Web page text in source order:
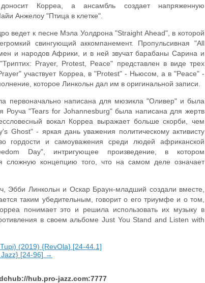
Корреа, а ансамбль создает напряженную
Анжелоу "Птица в клетке".
ведет к песне Мэла Уолдрона "Straight Ahead", в которой
свингующий аккомпанемент. Пропульсивная "All
и народов Африки, и в ней звучат барабаны Сарина и
Prayer, Protest, Peace" представлен в виде трех
участвует Корреа, в "Protest" - Ньюсом, а в "Peace" -
которое Линкольн дал им в оригинальной записи.
первоначально написана для мюзикла "Оливер" и была
Роуча "Tears for Johannesburg" была написана для жертв
вокал Корреа выражает больше скорби, чем
Ghost" - яркая дань уважения политическому активисту
гордости и самоуважения среди людей африканской
Day", интригующее произведение, в котором
сложную концепцию того, что на самом деле означает
Линкольн и Оскар Браун-младший создали вместе,
таким убедительным, говорит о его триумфе и о том,
понимает это и решила использовать их музыку в
в своем альбоме Just You Stand and Listen with
(2019) {RevOla} [24-44.1]
Jazz} [24-96] →
hub.pro-jazz.com:7777